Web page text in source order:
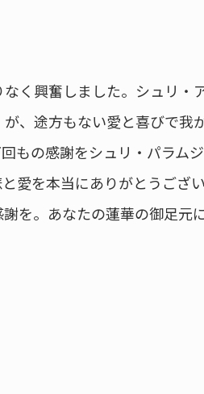
く興奮しました。シュリ・
、途方もない愛と喜びで我
もの感謝をシュリ・パラム
愛を本当にありがとうござ
を。あなたの蓮華の御足元